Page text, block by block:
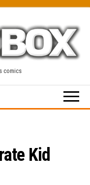
comics
Kid